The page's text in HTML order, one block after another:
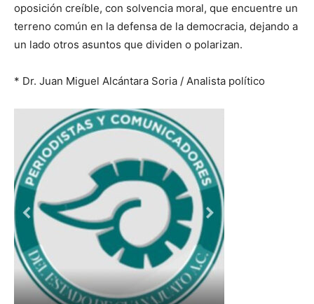
oposición creíble, con solvencia moral, que encuentre un
terreno común en la defensa de la democracia, dejando a
un lado otros asuntos que dividen o polarizan.
* Dr. Juan Miguel Alcántara Soria / Analista político